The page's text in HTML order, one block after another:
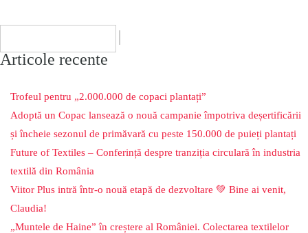
Articole recente
Trofeul pentru „2.000.000 de copaci plantați”
Adoptă un Copac lansează o nouă campanie împotriva deșertificării
și încheie sezonul de primăvară cu peste 150.000 de puieți plantați
Future of Textiles – Conferință despre tranziția circulară în industria
textilă din România
Viitor Plus intră într-o nouă etapă de dezvoltare 💚 Bine ai venit,
Claudia!
„Muntele de Haine” în creștere al României. Colectarea textilelor